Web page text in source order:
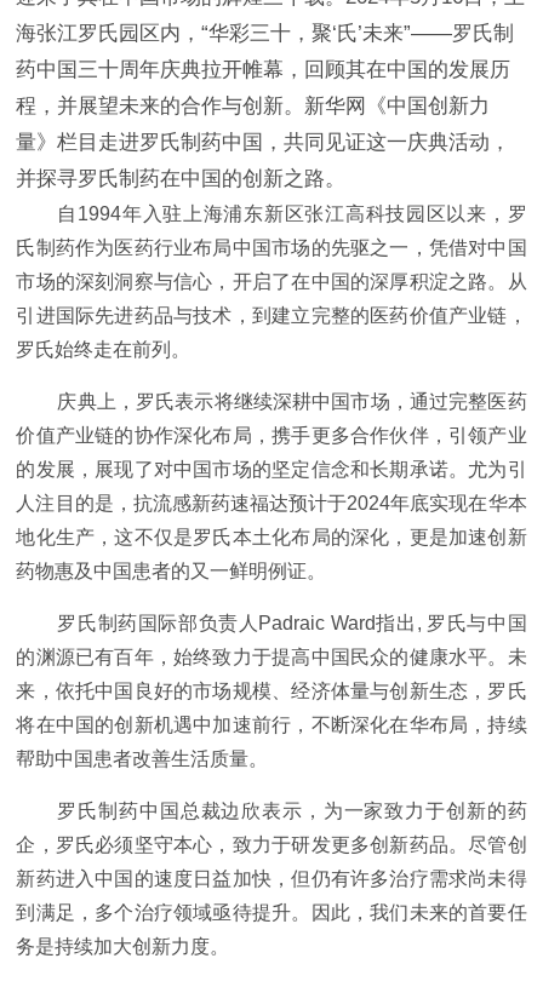
海张江罗氏园区内，“华彩三十，聚‘氏’未来”——罗氏制
药中国三十周年庆典拉开帷幕，回顾其在中国的发展历
程，并展望未来的合作与创新。新华网《中国创新力
量》栏目走进罗氏制药中国，共同见证这一庆典活动，
并探寻罗氏制药在中国的创新之路。
自1994年入驻上海浦东新区张江高科技园区以来，罗
氏制药作为医药行业布局中国市场的先驱之一，凭借对中国
市场的深刻洞察与信心，开启了在中国的深厚积淀之路。从
引进国际先进药品与技术，到建立完整的医药价值产业链，
罗氏始终走在前列。
庆典上，罗氏表示将继续深耕中国市场，通过完整医药
价值产业链的协作深化布局，携手更多合作伙伴，引领产业
的发展，展现了对中国市场的坚定信念和长期承诺。尤为引
人注目的是，抗流感新药速福达预计于2024年底实现在华本
地化生产，这不仅是罗氏本土化布局的深化，更是加速创新
药物惠及中国患者的又一鲜明例证。
罗氏制药国际部负责人Padraic Ward指出, 罗氏与中国
的渊源已有百年，始终致力于提高中国民众的健康水平。未
来，依托中国良好的市场规模、经济体量与创新生态，罗氏
将在中国的创新机遇中加速前行，不断深化在华布局，持续
帮助中国患者改善生活质量。
罗氏制药中国总裁边欣表示，为一家致力于创新的药
企，罗氏必须坚守本心，致力于研发更多创新药品。尽管创
新药进入中国的速度日益加快，但仍有许多治疗需求尚未得
到满足，多个治疗领域亟待提升。因此，我们未来的首要任
务是持续加大创新力度。